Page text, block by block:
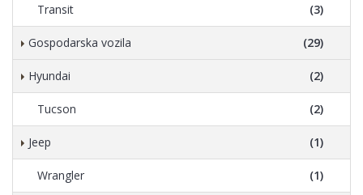
Transit (3)
Gospodarska vozila (29)
Hyundai (2)
Tucson (2)
Jeep (1)
Wrangler (1)